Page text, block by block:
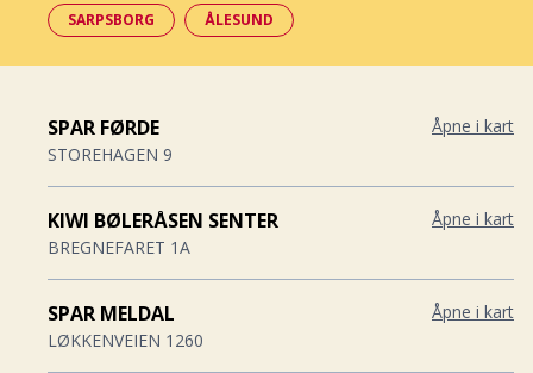
SARPSBORG ÅLESUND
SPAR FØRDE
STOREHAGEN 9
Åpne i kart
KIWI BØLERÅSEN SENTER
BREGNEFARET 1A
Åpne i kart
SPAR MELDAL
LØKKENVEIEN 1260
Åpne i kart